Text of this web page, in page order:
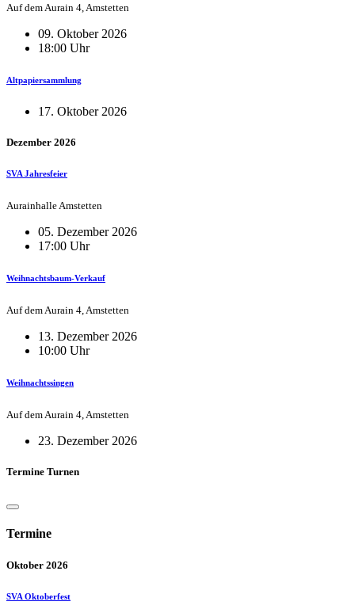
Auf dem Aurain 4, Amstetten
09. Oktober 2026
18:00 Uhr
Altpapiersammlung
17. Oktober 2026
Dezember 2026
SVA Jahresfeier
Aurainhalle Amstetten
05. Dezember 2026
17:00 Uhr
Weihnachtsbaum-Verkauf
Auf dem Aurain 4, Amstetten
13. Dezember 2026
10:00 Uhr
Weihnachtssingen
Auf dem Aurain 4, Amstetten
23. Dezember 2026
Termine Turnen
Termine
Oktober 2026
SVA Oktoberfest